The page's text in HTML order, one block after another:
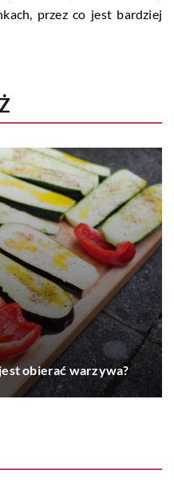
przez co jest bardziej
obierać warzywa?